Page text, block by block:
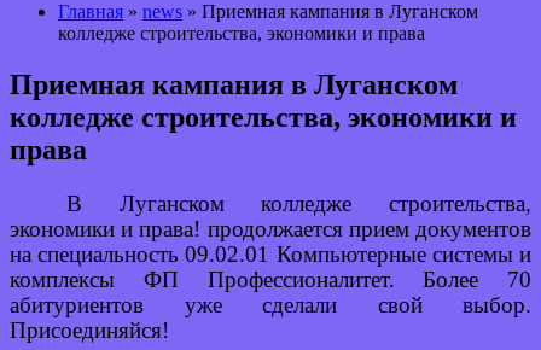
Главная » news » Приемная кампания в Луганском
колледже строительства, экономики и права
Приемная кампания в Луганском
колледже строительства, экономики и
права
В Луганском колледже строительства,
экономики и права! продолжается прием документов
на специальность 09.02.01 Компьютерные системы и
комплексы ФП Профессионалитет.Более 70
абитуриентов уже сделали свой выбор.
Присоединяйся!